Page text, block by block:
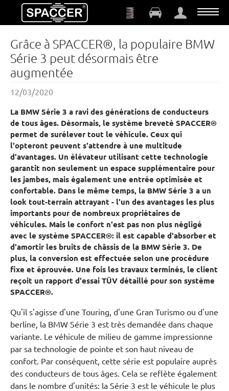
Aller au contenu principal
Grâce à SPACCER®, la populaire BMW
Série 3 peut désormais être
augmentée
12/03/2020
La BMW Série 3 a ravi des générations de conducteurs
de tous âges. Désormais, le système breveté SPACCER®
permet de surélever tout le véhicule. Ceux qui
l'opteront peuvent s'attendre à une multitude
d'avantages. Un élévateur utilisant cette technologie
garantit non seulement un espace supplémentaire pour
les jambes, mais également une entrée optimisée et
confortable. Dans le même temps, la BMW Série 3 a un
look tout-terrain attrayant - l'un des avantages les plus
importants pour de nombreux propriétaires de
véhicules. Mais le confort n'est pas non plus négligé
avec le système SPACCER®: il est capable d'absorber et
d'amortir les bruits de châssis de la BMW Série 3. De
plus, la conversion est effectuée selon une procédure
fixe et éprouvée. Une fois les travaux terminés, le client
reçoit un rapport d'essai TÜV détaillé pour son système
SPACCER®.
Qu'il s'agisse d'une Touring, d'une Gran Turismo ou d'une
berline, la BMW Série 3 est très demandée dans chaque
variante. Le véhicule de milieu de gamme impressionne
par sa technologie de pointe et son haut niveau de
confort. Par conséquent, cette série est populaire auprès
des conducteurs de tous âges. Cela se reflète également
dans le nombre d'unités: la Série 3 est le véhicule le plus